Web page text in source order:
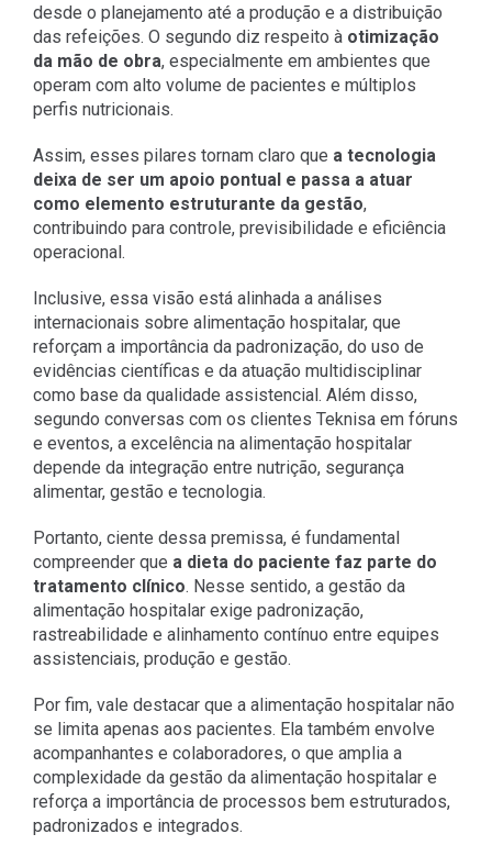
desde o planejamento até a produção e a distribuição
das refeições. O segundo diz respeito à otimização
da mão de obra, especialmente em ambientes que
operam com alto volume de pacientes e múltiplos
perfis nutricionais.
Assim, esses pilares tornam claro que a tecnologia
deixa de ser um apoio pontual e passa a atuar
como elemento estruturante da gestão,
contribuindo para controle, previsibilidade e eficiência
operacional.
Inclusive, essa visão está alinhada a análises
internacionais sobre alimentação hospitalar, que
reforçam a importância da padronização, do uso de
evidências científicas e da atuação multidisciplinar
como base da qualidade assistencial. Além disso,
segundo conversas com os clientes Teknisa em fóruns
e eventos, a excelência na alimentação hospitalar
depende da integração entre nutrição, segurança
alimentar, gestão e tecnologia.
Portanto, ciente dessa premissa, é fundamental
compreender que a dieta do paciente faz parte do
tratamento clínico. Nesse sentido, a gestão da
alimentação hospitalar exige padronização,
rastreabilidade e alinhamento contínuo entre equipes
assistenciais, produção e gestão.
Por fim, vale destacar que a alimentação hospitalar não
se limita apenas aos pacientes. Ela também envolve
acompanhantes e colaboradores, o que amplia a
complexidade da gestão da alimentação hospitalar e
reforça a importância de processos bem estruturados,
padronizados e integrados.